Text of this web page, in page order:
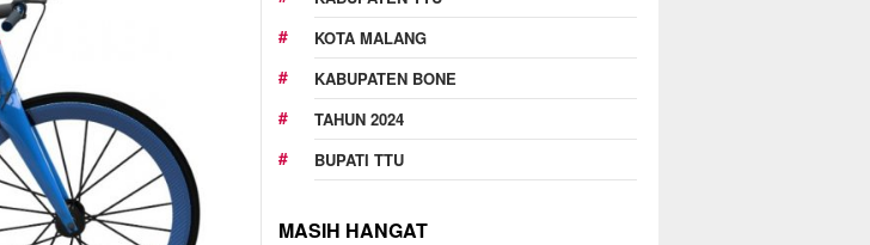
KOTA MALANG
KABUPATEN BONE
TAHUN 2024
BUPATI TTU
MASIH HANGAT